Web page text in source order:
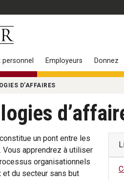
Employeurs Donnez
D’AFFAIRES
un pont entre les
apprendrez à utiliser
organisationnels
et du secteur sans but